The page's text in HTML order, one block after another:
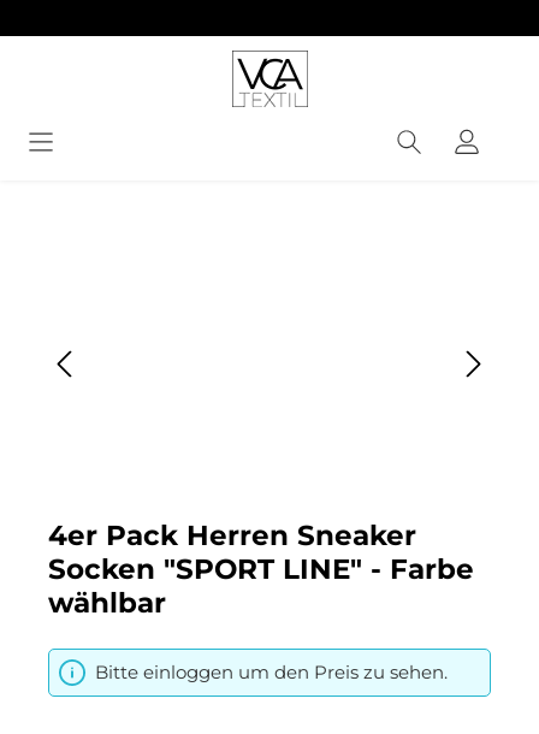
4er Pack Herren Sneaker
Socken "SPORT LINE" - Farbe
wählbar
Bitte einloggen um den Preis zu sehen.